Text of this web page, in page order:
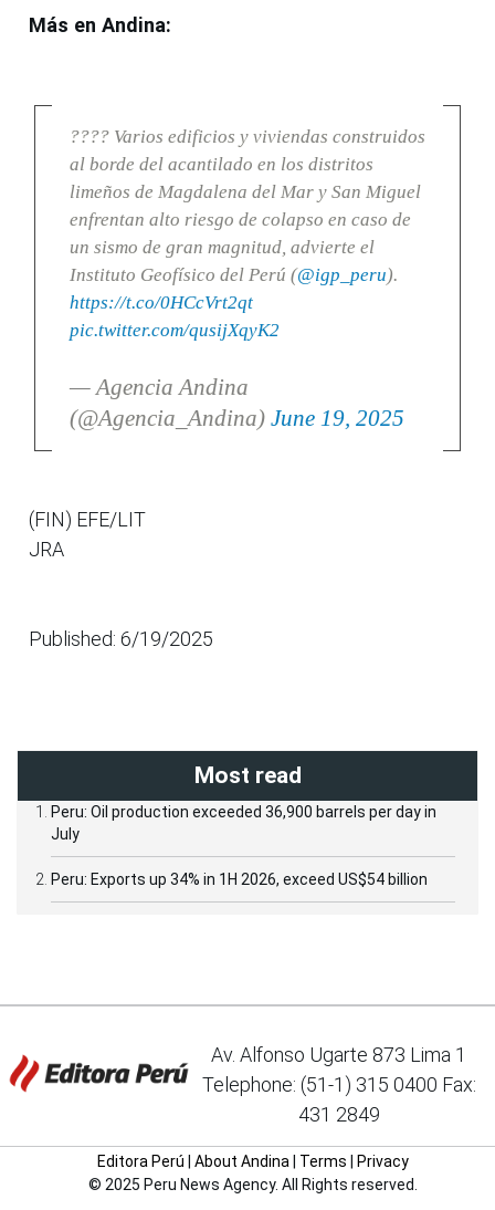
Más en Andina:
???? Varios edificios y viviendas construidos
al borde del acantilado en los distritos
limeños de Magdalena del Mar y San Miguel
enfrentan alto riesgo de colapso en caso de
un sismo de gran magnitud, advierte el
Instituto Geofísico del Perú (@igp_peru).
https://t.co/0HCcVrt2qt
pic.twitter.com/qusijXqyK2
— Agencia Andina
(@Agencia_Andina) June 19, 2025
(FIN) EFE/LIT
JRA
Published: 6/19/2025
Most read
Peru: Oil production exceeded 36,900 barrels per day in
July
Peru: Exports up 34% in 1H 2026, exceed US$54 billion
Av. Alfonso Ugarte 873 Lima 1
Telephone: (51-1) 315 0400 Fax:
431 2849
Editora Perú About Andina Terms
Privacy
© 2025 Peru News Agency. All Rights reserved.